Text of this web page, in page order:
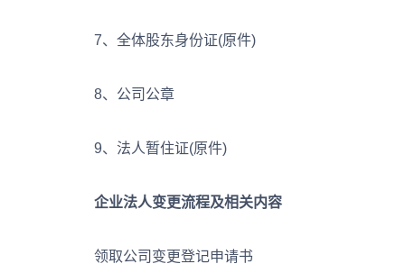
7、全体股东身份证(原件)
8、公司公章
9、法人暂住证(原件)
企业法人变更流程及相关内容
领取公司变更登记申请书